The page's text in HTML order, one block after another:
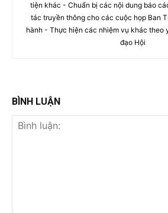
tiện khác - Chuẩn bị các nội dung báo
tác truyền thông cho các cuộc họp Ban
hành - Thực hiện các nhiệm vụ khác theo
đạo Hội
BÌNH LUẬN